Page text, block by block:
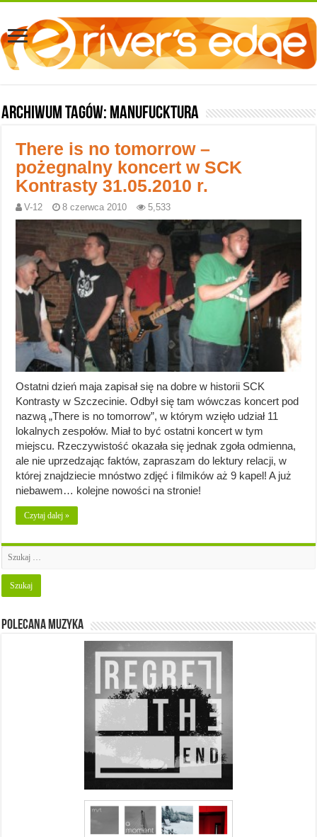
Archiwum tagów: ManuFUCKtura
There is no tomorrow –
pożegnalny koncert w SCK
Kontrasty 31.05.2010 r.
V-12 8 czerwca 2010 5,533
Ostatni dzień maja zapisał się na dobre w historii SCK
Kontrasty w Szczecinie. Odbył się tam wówczas koncert pod
nazwą „There is no tomorrow”, w którym wzięło udział 11
lokalnych zespołów. Miał to być ostatni koncert w tym
miejscu. Rzeczywistość okazała się jednak zgoła odmienna,
ale nie uprzedzając faktów, zapraszam do lektury relacji, w
której znajdziecie mnóstwo zdjęć i filmików aż 9 kapel! A już
niebawem… kolejne nowości na stronie!
Czytaj dalej »
Polecana muzyka